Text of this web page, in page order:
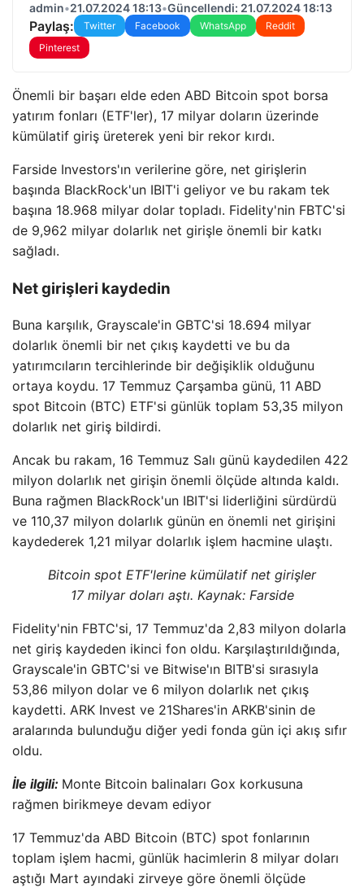
admin•21.07.2024 18:13•Güncellendi: 21.07.2024 18:13
Paylaş: Twitter Facebook WhatsApp
Reddit
Pinterest
Önemli bir başarı elde eden ABD Bitcoin spot borsa
yatırım fonları (ETF'ler), 17 milyar doların üzerinde
kümülatif giriş üreterek yeni bir rekor kırdı.
Farside Investors'ın verilerine göre, net girişlerin
başında BlackRock'un IBIT'i geliyor ve bu rakam tek
başına 18.968 milyar dolar topladı. Fidelity'nin FBTC'si
de 9,962 milyar dolarlık net girişle önemli bir katkı
sağladı.
Net girişleri kaydedin
Buna karşılık, Grayscale'in GBTC'si 18.694 milyar
dolarlık önemli bir net çıkış kaydetti ve bu da
yatırımcıların tercihlerinde bir değişiklik olduğunu
ortaya koydu. 17 Temmuz Çarşamba günü, 11 ABD
spot Bitcoin (BTC) ETF'si günlük toplam 53,35 milyon
dolarlık net giriş bildirdi.
Ancak bu rakam, 16 Temmuz Salı günü kaydedilen 422
milyon dolarlık net girişin önemli ölçüde altında kaldı.
Buna rağmen BlackRock'un IBIT'si liderliğini sürdürdü
ve 110,37 milyon dolarlık günün en önemli net girişini
kaydederek 1,21 milyar dolarlık işlem hacmine ulaştı.
Bitcoin spot ETF'lerine kümülatif net girişler
17 milyar doları aştı. Kaynak: Farside
Fidelity'nin FBTC'si, 17 Temmuz'da 2,83 milyon dolarla
net giriş kaydeden ikinci fon oldu. Karşılaştırıldığında,
Grayscale'in GBTC'si ve Bitwise'ın BITB'si sırasıyla
53,86 milyon dolar ve 6 milyon dolarlık net çıkış
kaydetti. ARK Invest ve 21Shares'in ARKB'sinin de
aralarında bulunduğu diğer yedi fonda gün içi akış sıfır
oldu.
İle ilgili: Monte Bitcoin balinaları Gox korkusuna
rağmen birikmeye devam ediyor
17 Temmuz'da ABD Bitcoin (BTC) spot fonlarının
toplam işlem hacmi, günlük hacimlerin 8 milyar doları
aştığı Mart ayındaki zirveye göre önemli ölçüde